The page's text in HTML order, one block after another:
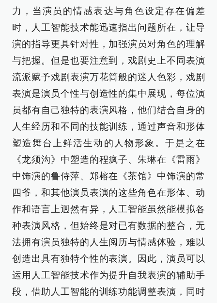
力，当演员的情感表达与角色设定存在偏差
时，人工智能技术能迅速指出问题所在，让导
演的指导更具针对性，加强演员对角色的理解
与把握。但是也要注意到，戏剧史上不同表演
流派赋予戏剧表演万花筒般的迷人色彩，戏剧
表演是演员个性与创造性的集中展现，每位演
员都有自己独特的表演风格，他们结合自身的
人生经历和不同的技能训练，通过声音和形体
塑造舞台上鲜活生动的人物形象。于是之在
《龙须沟》中塑造的程疯子、朱琳在《雷雨》
中饰演的鲁侍萍、郑榕在《茶馆》中饰演的常
四爷，和其他演员表演的这些角色在形体、动
作和语言上迥然有异，人工智能虽然能模拟各
种表演风格，但始终是对已有数据的整合，无
法拥有演员独特的人生阅历与情感体验，难以
创造出具有独特个性的表演。因此，演员可以
运用人工智能技术作为提升自我表演的辅助手
段，借助人工智能的训练功能调整表演，同时